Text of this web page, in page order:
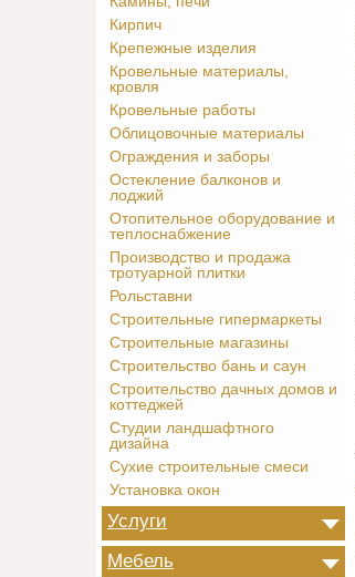
Кирпич
Крепежные изделия
Кровельные материалы,
кровля
Кровельные работы
Облицовочные материалы
Ограждения и заборы
Остекление балконов и
лоджий
Отопительное оборудование и
теплоснабжение
Производство и продажа
тротуарной плитки
Рольставни
Строительные гипермаркеты
Строительные магазины
Строительство бань и саун
Строительство дачных домов и
коттеджей
Студии ландшафтного
дизайна
Сухие строительные смеси
Установка окон
Услуги
Мебель